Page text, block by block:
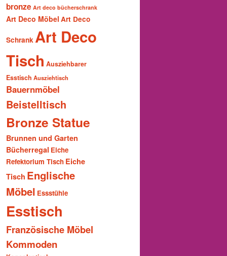
bronze Art deco bücherschrank
Art Deco Möbel Art Deco
Schrank Art Deco
Tisch Ausziehbarer
Esstisch Ausziehtisch
Bauernmöbel
Beistelltisch
Bronze Statue
Brunnen und Garten
Bücherregal Eiche
Refektorium Tisch Eiche
Tisch Englische
Möbel Essstühle
Esstisch
Französische Möbel
Kommoden